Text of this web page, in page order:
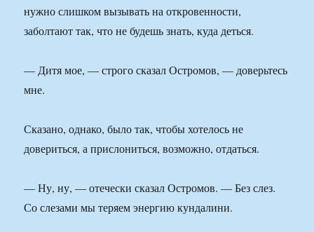
нужно слишком вызывать на откровенности,
заболтают так, что не будешь знать, куда деться.
— Дитя мое, — строго сказал Остромов, — доверьтесь
мне.
Сказано, однако, было так, чтобы хотелось не
довериться, а прислониться, возможно, отдаться.
— Ну, ну, — отечески сказал Остромов. — Без слез.
Со слезами мы теряем энергию кундалини.